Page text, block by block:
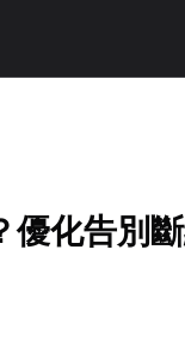
化告別